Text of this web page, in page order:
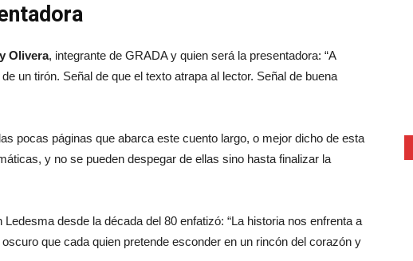
Olivera, integrante de GRADA y quien será la presentadora: “A
un tirón. Señal de que el texto atrapa al lector. Señal de buena
pocas páginas que abarca este cuento largo, o mejor dicho de esta
y no se pueden despegar de ellas sino hasta finalizar la
desde la década del 80 enfatizó: “La historia nos enfrenta a
que cada quien pretende esconder en un rincón del corazón y